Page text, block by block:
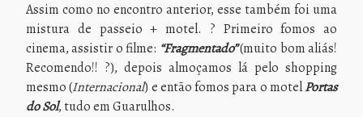
Assim como no encontro anterior, esse também foi uma
mistura de passeio + motel. ? Primeiro fomos ao
cinema, assistir o filme: “Fragmentado”(muito bom aliás!
Recomendo!! ?), depois almoçamos lá pelo shopping
mesmo (Internacional) e então fomos para o motelPortas
do Sol, tudo em Guarulhos.